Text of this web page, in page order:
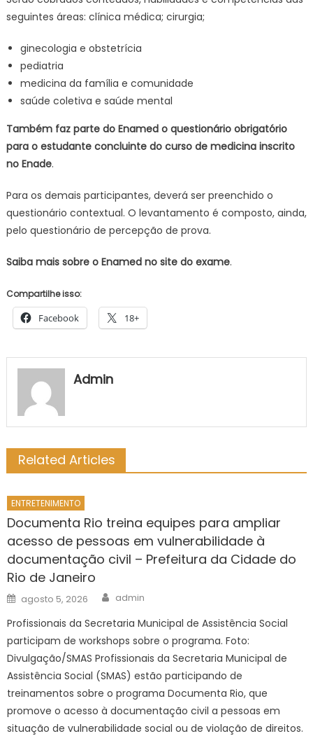
seguintes áreas: clínica médica; cirurgia;
ginecologia e obstetrícia
pediatria
medicina da família e comunidade
saúde coletiva e saúde mental
Também faz parte do Enamed o questionário obrigatório
para o estudante concluinte do curso de medicina inscrito
no Enade.
Para os demais participantes, deverá ser preenchido o
questionário contextual. O levantamento é composto, ainda,
pelo questionário de percepção de prova.
Saiba mais sobre o Enamed no site do exame.
Compartilhe isso:
Facebook 18+
Admin
Related Articles
ENTRETENIMENTO
Documenta Rio treina equipes para ampliar
acesso de pessoas em vulnerabilidade à
documentação civil – Prefeitura da Cidade do
Rio de Janeiro
Posted
on
agosto 5, 2026 Author
admin
Profissionais da Secretaria Municipal de Assistência Social
participam de workshops sobre o programa. Foto:
Divulgação/SMAS Profissionais da Secretaria Municipal de
Assistência Social (SMAS) estão participando de
treinamentos sobre o programa Documenta Rio, que
promove o acesso à documentação civil a pessoas em
situação de vulnerabilidade social ou de violação de direitos.